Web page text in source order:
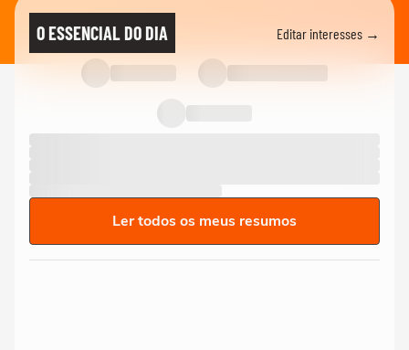
O ESSENCIAL DO DIA Editar interesses →
Ler todos os meus resumos